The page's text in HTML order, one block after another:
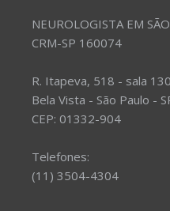
NEUROLOGISTA EM
CRM-SP 160074
R. Itapeva, 518 - sala
Bela Vista - São Paulo -
CEP: 01332-904
Telefones:
(11) 3504-4304